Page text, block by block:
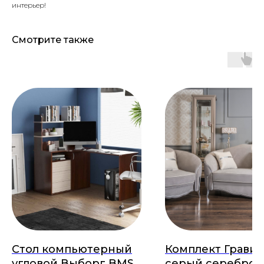
интерьер!
Смотрите также
Стол компьютерный
Комплект